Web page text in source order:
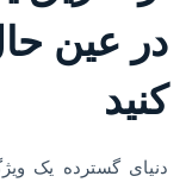
در عین
کنید